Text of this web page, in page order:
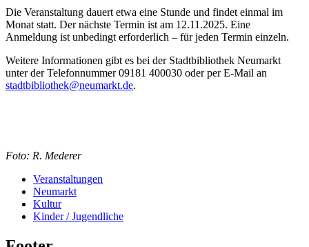
Die Veranstaltung dauert etwa eine Stunde und findet einmal im
Monat statt. Der nächste Termin ist am 12.11.2025. Eine
Anmeldung ist unbedingt erforderlich – für jeden Termin einzeln.
Weitere Informationen gibt es bei der Stadtbibliothek Neumarkt
unter der Telefonnummer 09181 400030 oder per E-Mail an
stadtbibliothek@neumarkt.de.
Foto: R. Mederer
Veranstaltungen
Neumarkt
Kultur
Kinder / Jugendliche